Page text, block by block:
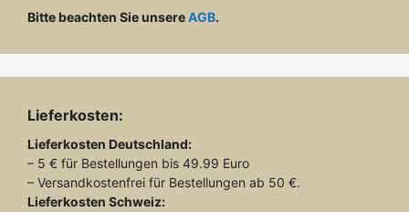
Bitte beachten Sie unsereAGB.
Lieferkosten:
Lieferkosten Deutschland:
– 5 € für Bestellungen bis 49.99 Euro
– Versandkostenfrei für Bestellungen ab 50 €.
Lieferkosten Schweiz: